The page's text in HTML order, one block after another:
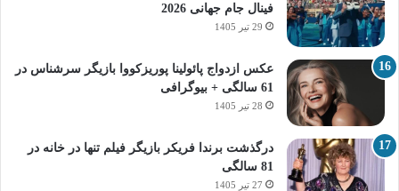
فینال جام جهانی 2026
29 تیر 1405
عکس ازدواج پائولینا پوریزکووا بازیگر سرشناس در
61 سالگی + بیوگرافی
28 تیر 1405
درگذشت برندا فریکر بازیگر فیلم تنها در خانه در
81 سالگی
27 تیر 1405